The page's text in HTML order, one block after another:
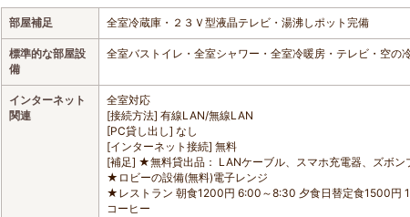
部屋補足 全室冷蔵庫・２３Ｖ型液晶テレビ・湯沸しポット完備
標準的な部屋設
備
全室バストイレ・全室シャワー・全室冷暖房・テレビ・空の
インターネット
関連
全室対応
[接続方法] 有線LAN/無線LAN
[PC貸し出し] なし
[インターネット接続] 無料
[補足] ★無料貸出品： LANケーブル、スマホ充電器、ズボ
★ロビーの設備(無料)電子レンジ
★レストラン 朝食1200円 6:00～8:30 夕食日替定食1500円
コーヒー